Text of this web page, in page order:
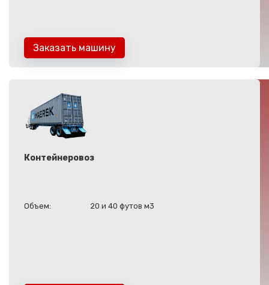
Заказать машину
Контейнеровоз
Объем: 20 и 40 футов м3